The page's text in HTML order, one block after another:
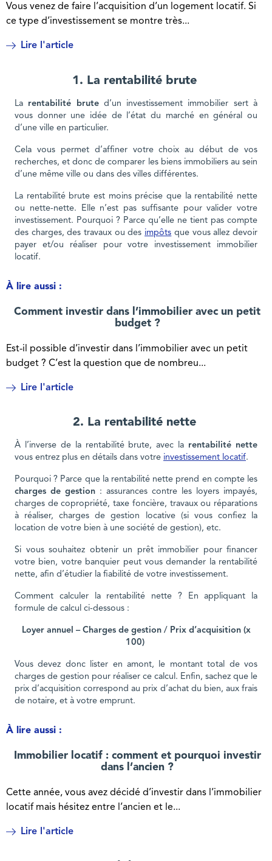
Vous venez de faire l’acquisition d’un logement locatif. Si
ce type d’investissement se montre très...
Lire l'article
1. La rentabilité brute
La rentabilité brute d’un investissement immobilier sert à
vous donner une idée de l’état du marché en général ou
d’une ville en particulier.
Cela vous permet d’affiner votre choix au début de vos
recherches, et donc de comparer les biens immobiliers au sein
d’une même ville ou dans des villes différentes.
La rentabilité brute est moins précise que la rentabilité nette
ou nette-nette. Elle n’est pas suffisante pour valider votre
investissement. Pourquoi ? Parce qu’elle ne tient pas compte
des charges, des travaux ou des impôts que vous allez devoir
payer et/ou réaliser pour votre investissement immobilier
locatif.
À lire aussi :
Comment investir dans l’immobilier avec un petit
budget ?
Est-il possible d’investir dans l’immobilier avec un petit
budget ? C’est la question que de nombreu...
Lire l'article
2. La rentabilité nette
À l’inverse de la rentabilité brute, avec la rentabilité nette
vous entrez plus en détails dans votre investissement locatif.
Pourquoi ? Parce que la rentabilité nette prend en compte les
charges de gestion : assurances contre les loyers impayés,
charges de copropriété, taxe foncière, travaux ou réparations
à réaliser, charges de gestion locative (si vous confiez la
location de votre bien à une société de gestion), etc.
Si vous souhaitez obtenir un prêt immobilier pour financer
votre bien, votre banquier peut vous demander la rentabilité
nette, afin d’étudier la fiabilité de votre investissement.
Comment calculer la rentabilité nette ? En appliquant la
formule de calcul ci-dessous :
Loyer annuel – Charges de gestion / Prix d’acquisition (x
100)
Vous devez donc lister en amont, le montant total de vos
charges de gestion pour réaliser ce calcul. Enfin, sachez que le
prix d’acquisition correspond au prix d’achat du bien, aux frais
de notaire, et à votre emprunt.
À lire aussi :
Immobilier locatif : comment et pourquoi investir
dans l’ancien ?
Cette année, vous avez décidé d’investir dans l’immobilier
locatif mais hésitez entre l’ancien et le...
Lire l'article